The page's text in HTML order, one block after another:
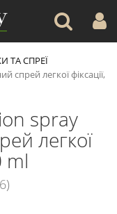
ТА СПРЕЇ
легкої фіксації,
spray
легкої
ml